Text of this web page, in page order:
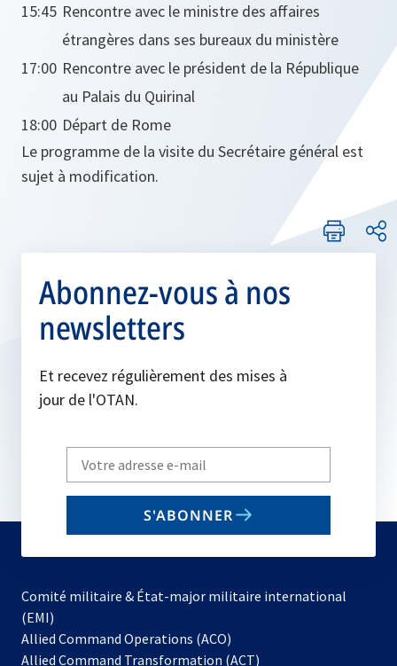
15:45 Rencontre avec le ministre des affaires
étrangères dans ses bureaux du ministère
17:00 Rencontre avec le président de la République
au Palais du Quirinal
18:00 Départ de Rome
Le programme de la visite du Secrétaire général est
sujet à modification.
Abonnez-vous à nos
newsletters
Et recevez régulièrement des mises à
jour de l'OTAN.
Write
your
email
S'ABONNER
Comité militaire & État-major militaire international
(EMI)
Allied Command Operations (ACO)
dans
Allied Command Transformation (ACT)